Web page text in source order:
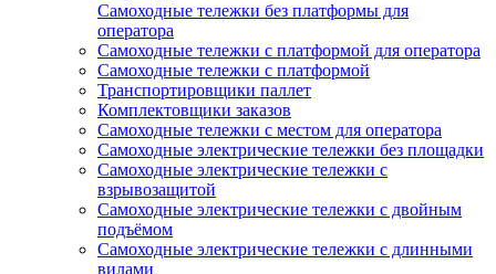
Самоходные тележки без платформы для
оператора
Самоходные тележки с платформой для оператора
Самоходные тележки с платформой
Транспортировщики паллет
Комплектовщики заказов
Самоходные тележки с местом для оператора
Самоходные электрические тележки без площадки
Самоходные электрические тележки с
взрывозащитой
Самоходные электрические тележки с двойным
подъёмом
Самоходные электрические тележки с длинными
вилами